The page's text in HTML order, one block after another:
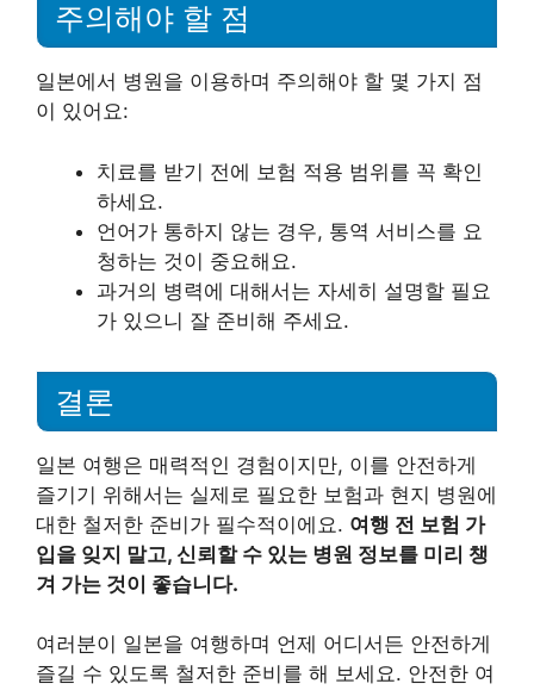
주의해야 할 점
일본에서 병원을 이용하며 주의해야 할 몇 가지 점
이 있어요:
치료를 받기 전에 보험 적용 범위를 꼭 확인
하세요.
언어가 통하지 않는 경우, 통역 서비스를 요
청하는 것이 중요해요.
과거의 병력에 대해서는 자세히 설명할 필요
가 있으니 잘 준비해 주세요.
결론
일본 여행은 매력적인 경험이지만, 이를 안전하게
즐기기 위해서는 실제로 필요한 보험과 현지 병원에
대한 철저한 준비가 필수적이에요. 여행 전 보험 가
입을 잊지 말고, 신뢰할 수 있는 병원 정보를 미리 챙
겨 가는 것이 좋습니다.
여러분이 일본을 여행하며 언제 어디서든 안전하게
즐길 수 있도록 철저한 준비를 해 보세요. 안전한 여